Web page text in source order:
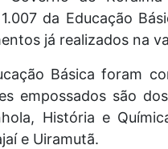
da Educação
já realizados na
Básica foram
empossados são
História e
e Uiramutã.